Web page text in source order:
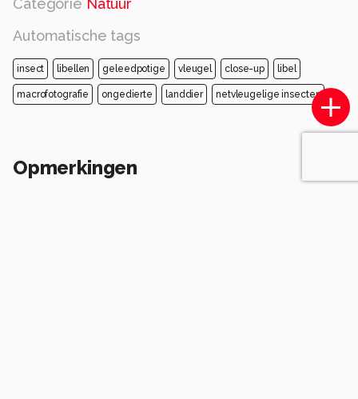
Categorie Natuur
Automatische tags
insect libellen geleedpotige vleugel close-up libel
macrofotografie ongedierte landdier netvleugelige insecten
Opmerkingen